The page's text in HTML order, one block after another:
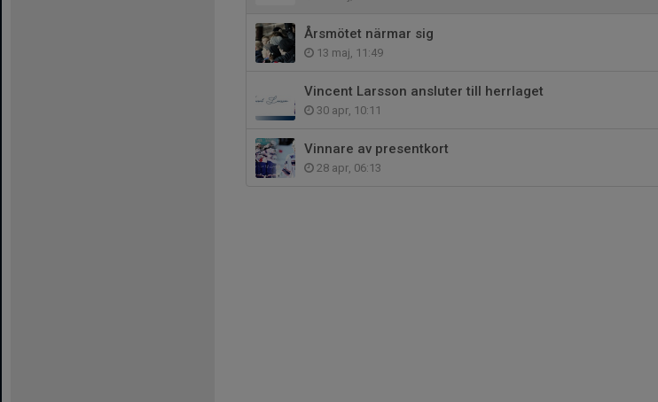
Årsmötet närmar sig
13 maj, 11:49
Vincent Larsson ansluter till herrlaget
30 apr, 10:11
Vinnare av presentkort
28 apr, 06:13